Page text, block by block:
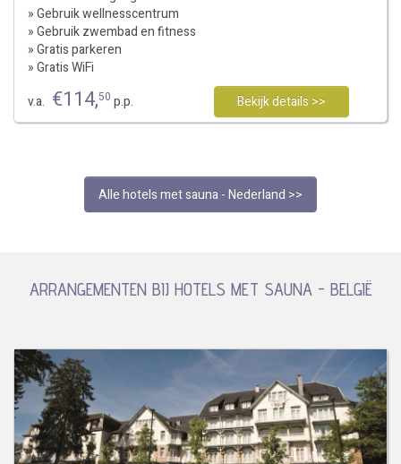
» Gebruik wellnesscentrum
» Gebruik zwembad en fitness
» Gratis parkeren
» Gratis WiFi
v.a. €114,50 p.p. Bekijk details >>
Alle hotels met sauna - Nederland >>
ARRANGEMENTEN BIJ HOTELS MET SAUNA - BELGIË